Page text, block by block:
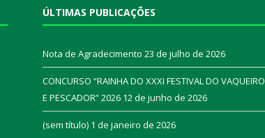
ÚLTIMAS PUBLICAÇÕES
Nota de Agradecimento 23 de julho de 2026
CONCURSO “RAINHA DO XXXI FESTIVAL DO VAQUEIRO
E PESCADOR” 2026 12 de junho de 2026
(sem título) 1 de janeiro de 2026